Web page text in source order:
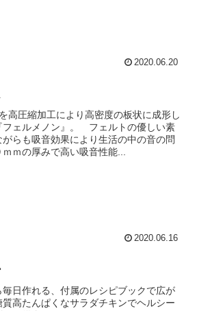
2020.06.20
高圧縮加工により高密度の板状に成形し
フェルメノン』。 フェルトの優しい素
らも吸音効果により生活の中の音の問
ｍの厚みで高い吸音性能...
2020.06.16
日作れる、付属のレシピブックで広が
高たんぱくなサラダチキンでヘルシー